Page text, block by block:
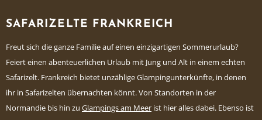
SAFARIZELTE FRANKREICH
Freut sich die ganze Familie auf einen einzigartigen Sommerurlaub?
Feiert einen abenteuerlichen Urlaub mit Jung und Alt in einem echten
Safarizelt. Frankreich bietet unzählige Glampingunterkünfte, in denen
ihr in Safarizelten übernachten könnt. Von Standorten in der
Normandie bis hin zu Glampings am Meer ist hier alles dabei. Ebenso ist